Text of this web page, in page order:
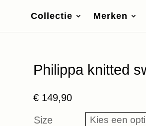
Collectie Merken
Philippa knitted
€ 149,90
Size